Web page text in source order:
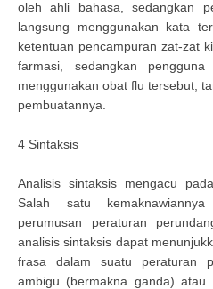
oleh ahli bahasa, sedangkan
langsung menggunakan kata
ketentuan pencampuran zat-zat
farmasi, sedangkan
menggunakan obat flu tersebut,
pembuatannya.
4 Sintaksis
Analisis sintaksis mengacu
Salah satu
perumusan peraturan
analisis sintaksis dapat
frasa dalam suatu peraturan
ambigu (bermakna ganda) atau